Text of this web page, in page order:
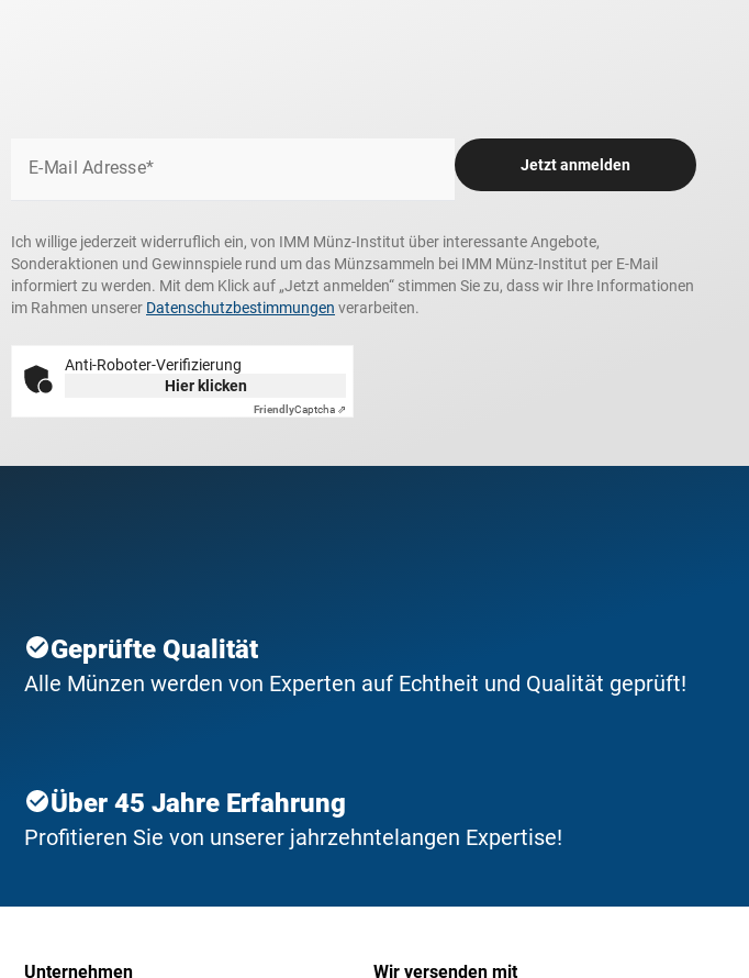
E-Mail Adresse* Jetzt anmelden
Ich willige jederzeit widerruflich ein, von IMM Münz-Institut über interessante Angebote,
Sonderaktionen und Gewinnspiele rund um das Münzsammeln bei IMM Münz-Institut per E-Mail
informiert zu werden. Mit dem Klick auf „Jetzt anmelden“ stimmen Sie zu, dass wir Ihre Informationen
im Rahmen unserer Datenschutzbestimmungen verarbeiten.
Anti-Roboter-Verifizierung
Hier klicken
FriendlyCaptcha ⇗
Geprüfte Qualität
Alle Münzen werden von Experten auf Echtheit und Qualität geprüft!
Über 45 Jahre Erfahrung
Profitieren Sie von unserer jahrzehntelangen Expertise!
Unternehmen Wir versenden mit